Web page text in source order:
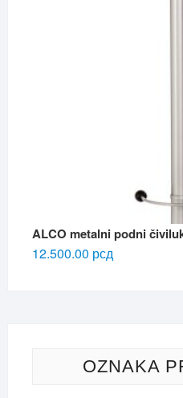
ALCO metalni podni
12.500.00 рсд
OZNAKA